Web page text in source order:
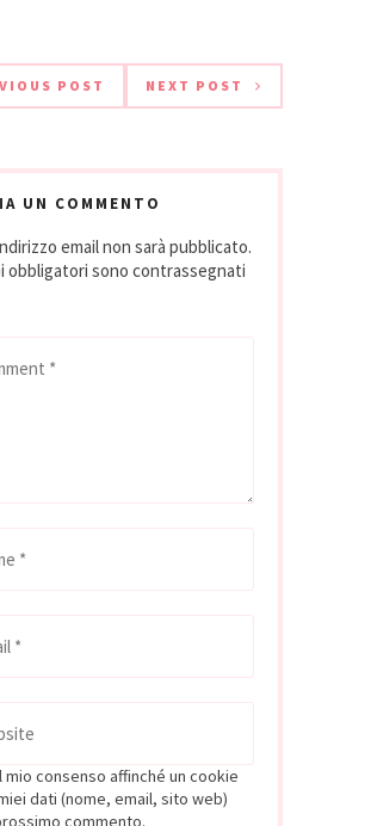
POST NEXT POST
UN COMMENTO
email non sarà pubblicato.
obbligatori sono contrassegnati
mio consenso affinché un cookie
dati (nome, email, sito web)
commento.